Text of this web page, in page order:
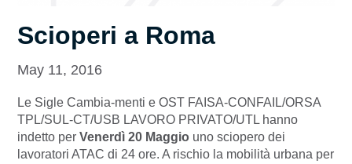
Scioperi a Roma
May 11, 2016
Le Sigle Cambia-menti e OST FAISA-CONFAIL/ORSA
TPL/SUL-CT/USB LAVORO PRIVATO/UTL hanno
indetto per Venerdì 20 Maggio uno sciopero dei
lavoratori ATAC di 24 ore. A rischio la mobilità urbana per